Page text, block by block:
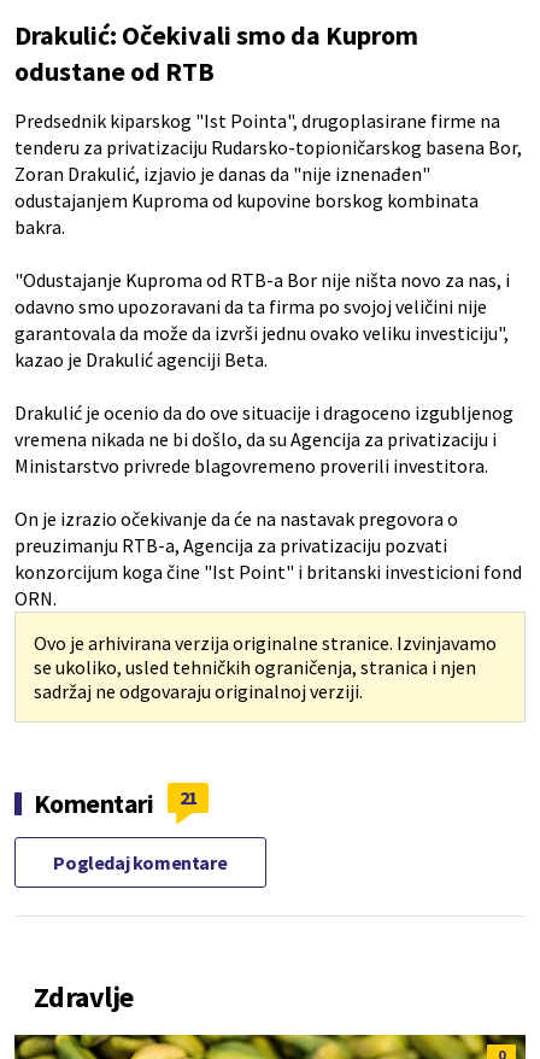
Drakulić: Očekivali smo da Kuprom
odustane od RTB
Predsednik kiparskog "Ist Pointa", drugoplasirane firme na
tenderu za privatizaciju Rudarsko-topioničarskog basena Bor,
Zoran Drakulić, izjavio je danas da "nije iznenađen"
odustajanjem Kuproma od kupovine borskog kombinata
bakra.
"Odustajanje Kuproma od RTB-a Bor nije ništa novo za nas, i
odavno smo upozoravani da ta firma po svojoj veličini nije
garantovala da može da izvrši jednu ovako veliku investiciju",
kazao je Drakulić agenciji Beta.
Drakulić je ocenio da do ove situacije i dragoceno izgubljenog
vremena nikada ne bi došlo, da su Agencija za privatizaciju i
Ministarstvo privrede blagovremeno proverili investitora.
On je izrazio očekivanje da će na nastavak pregovora o
preuzimanju RTB-a, Agencija za privatizaciju pozvati
konzorcijum koga čine "Ist Point" i britanski investicioni fond
ORN.
Ovo je arhivirana verzija originalne stranice. Izvinjavamo
se ukoliko, usled tehničkih ograničenja, stranica i njen
sadržaj ne odgovaraju originalnoj verziji.
Komentari 21
Pogledaj komentare
Zdravlje
0